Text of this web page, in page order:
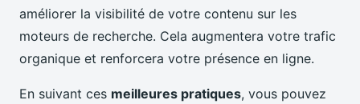
améliorer la visibilité de votre contenu sur les
moteurs de recherche. Cela augmentera votre trafic
organique et renforcera votre présence en ligne.
En suivant ces meilleures pratiques, vous pouvez